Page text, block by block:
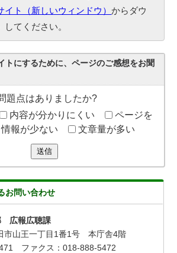
イト（新しいウィンドウ）からダウ
てください。
トにするために、ページのご感想をお聞
題点はありましたか?
内容が分かりにくい
ページを
情報が少ない 文章量が多い
送信
お問い合わせ
広報広聴課
山王一丁目1番1号 本庁舎4階
ファクス：018-888-5472